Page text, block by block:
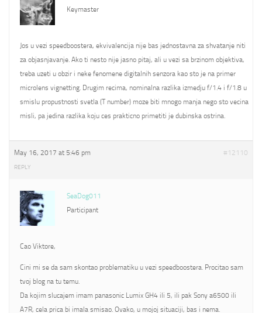
Keymaster
Jos u vezi speedboostera, ekvivalencija nije bas jednostavna za shvatanje niti
za objasnjavanje. Ako ti nesto nije jasno pitaj, ali u vezi sa brzinom objektiva,
treba uzeti u obzir i neke fenomene digitalnih senzora kao sto je na primer
microlens vignetting. Drugim recima, nominalna razlika izmedju f/1.4 i f/1.8 u
smislu propustnosti svetla (T number) moze biti mnogo manja nego sto vecina
misli, pa jedina razlika koju ces prakticno primetiti je dubinska ostrina.
May 16, 2017 at 5:46 pm #12110
REPLY
SeaDog011
Participant
Cao Viktore,
Cini mi se da sam skontao problematiku u vezi speedboostera. Procitao sam
tvoj blog na tu temu.
Da kojim slucajem imam panasonic Lumix GH4 ili 5, ili pak Sony a6500 ili
A7R, cela prica bi imala smisao. Ovako, u mojoj situaciji, bas i nema.